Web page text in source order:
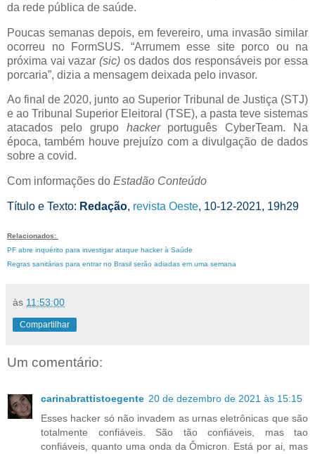
da rede pública de saúde.
Poucas semanas depois, em fevereiro, uma invasão similar
ocorreu no FormSUS. “Arrumem esse site porco ou na
próxima vai vazar (sic) os dados dos responsáveis por essa
porcaria”, dizia a mensagem deixada pelo invasor.
Ao final de 2020, junto ao Superior Tribunal de Justiça (STJ)
e ao Tribunal Superior Eleitoral (TSE), a pasta teve sistemas
atacados pelo grupo hackerportuguês CyberTeam. Na
época, também houve prejuízo com a divulgação de dados
sobre a covid.
Com informações do Estadão Conteúdo
Título e Texto: Redação, revista Oeste, 10-12-2021, 19h29
Relacionados:
PF abre inquérito para investigar ataque hacker à Saúde
Regras sanitárias para entrar no Brasil serão adiadas em uma semana
às 11:53:00
Compartilhar
Um comentário:
carinabrattistoegente 20 de dezembro de 2021 às 15:15
Esses hacker só não invadem as urnas eletrônicas que são
totalmente confiáveis. São tão confiáveis, mas tao
confiáveis, quanto uma onda da Ômicron. Está por ai, mas